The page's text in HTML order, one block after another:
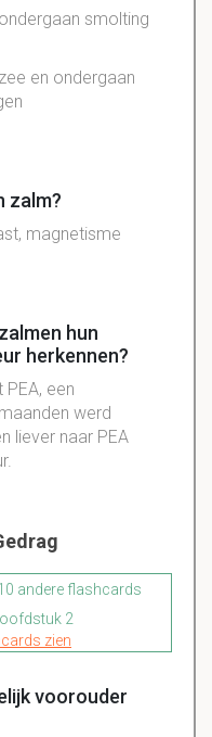
smolting
en ondergaan
zalm?
magnetisme
hun
herkennen?
een
werd
liever naar PEA
andere flashcards
2
zien
voorouder